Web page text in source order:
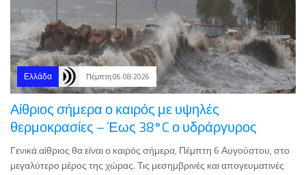
Ελλάδα Πέμπτη 06.08.2026
Αίθριος σήμερα ο καιρός με υψηλές
θερμοκρασίες – Έως 38°C ο υδράργυρος
Γενικά αίθριος θα είναι ο καιρός σήμερα, Πέμπτη 6 Αυγούστου, στο
μεγαλύτερο μέρος της χώρας. Τις μεσημβρινές και απογευματινές
ώρες θα αναπτυχθούν πρόσκαιρες νεφώσεις στα ηπειρωτικά, με
πιθανότητα τοπ